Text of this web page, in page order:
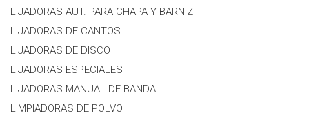
LIJADORAS AUT. PARA CHAPA Y BARNIZ
LIJADORAS DE CANTOS
LIJADORAS DE DISCO
LIJADORAS ESPECIALES
LIJADORAS MANUAL DE BANDA
LIMPIADORAS DE POLVO